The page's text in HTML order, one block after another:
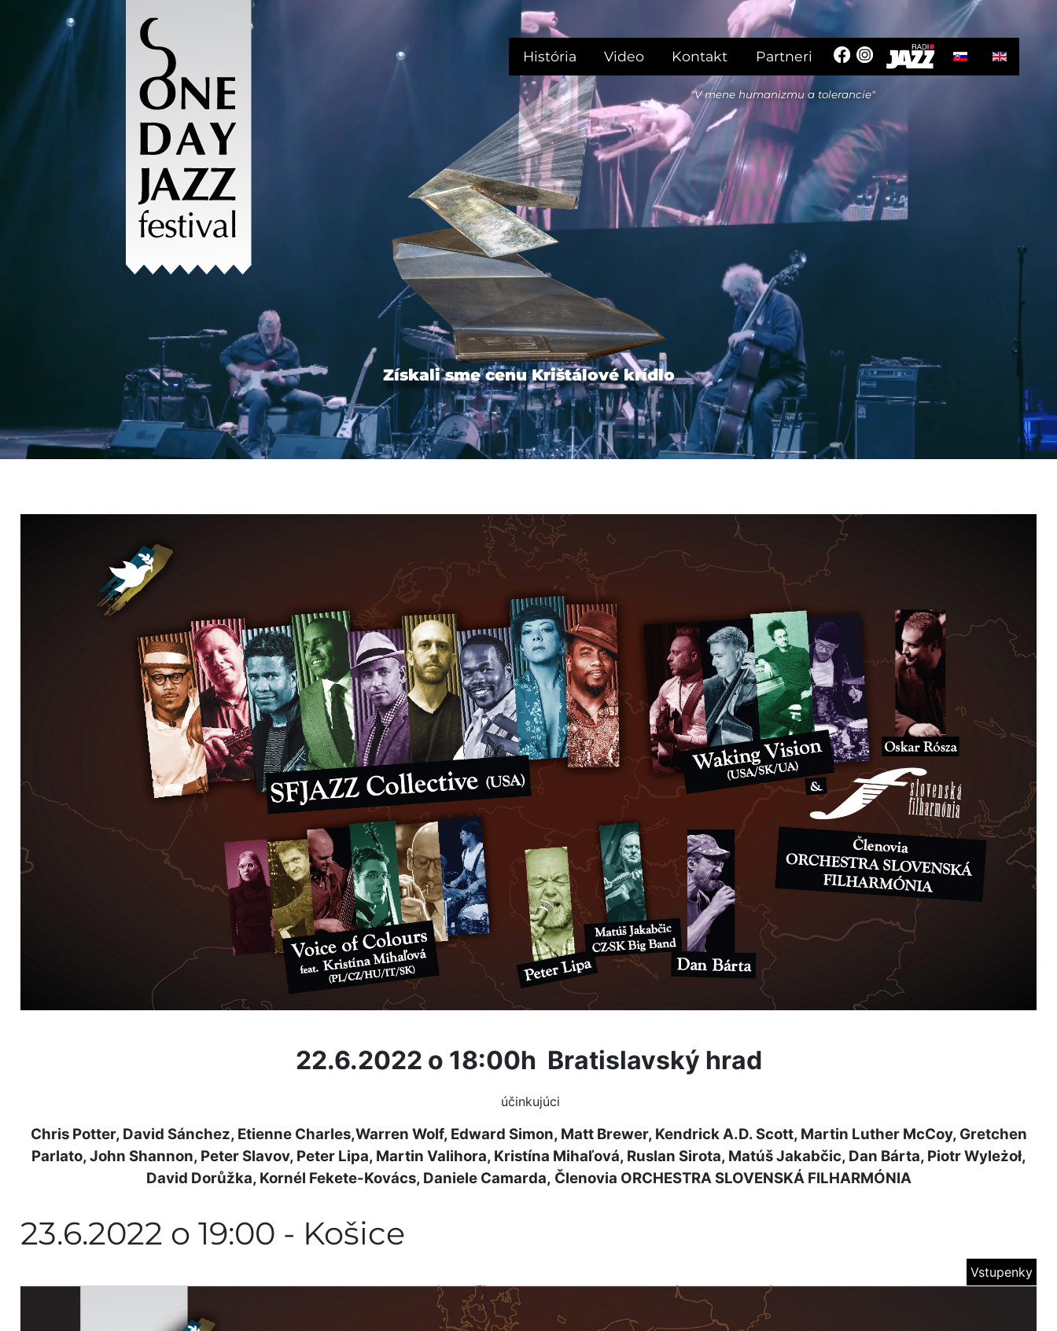
História Video Kontakt Partneri
"V mene humanizmu a tolerancie"
Vyberte váš jazyk
Získali sme cenu Krištálové krídlo
22.6.2022 o 18:00h Bratislavský hrad
účinkujúci
Chris Potter, David Sánchez, Etienne Charles,Warren Wolf, Edward Simon, Matt Brewer, Kendrick A.D. Scott, Martin Luther McCoy, Gretchen
Parlato, John Shannon, Peter Slavov, Peter Lipa, Martin Valihora, Kristína Mihaľová, Ruslan Sirota, Matúš Jakabčic, Dan Bárta, Piotr Wyleżoł,
David Dorůžka, Kornél Fekete-Kovács, Daniele Camarda, Členovia ORCHESTRA SLOVENSKÁ FILHARMÓNIA
23.6.2022 o 19:00 - Košice
Vstupenky